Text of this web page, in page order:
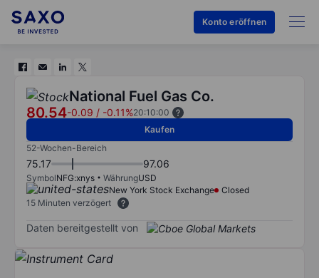
Konto eröffnen
National Fuel Gas Co.
80.54-0.09 / -0.11%20:10:00
Kaufen
52-Wochen-Bereich
75.17 97.06
SymbolNFG:xnys WährungUSD
New York Stock Exchange
Closed
15 Minuten verzögert
Daten bereitgestellt von